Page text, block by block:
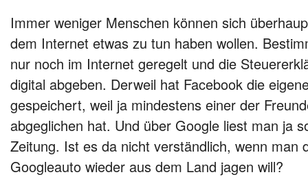
Immer weniger Menschen können sich
dem Internet etwas zu tun haben wollen.
nur noch im Internet geregelt und die
digital abgeben. Derweil hat Facebook die
gespeichert, weil ja mindestens einer der
abgeglichen hat. Und über Google liest man ja
Zeitung. Ist es da nicht verständlich, wenn man
Googleauto wieder aus dem Land jagen will?